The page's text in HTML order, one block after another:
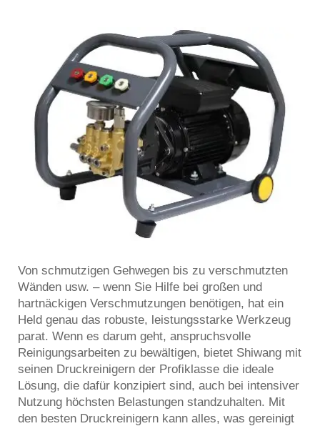
Von schmutzigen Gehwegen bis zu verschmutzten
Wänden usw. – wenn Sie Hilfe bei großen und
hartnäckigen Verschmutzungen benötigen, hat ein
Held genau das robuste, leistungsstarke Werkzeug
parat. Wenn es darum geht, anspruchsvolle
Reinigungsarbeiten zu bewältigen, bietet Shiwang mit
seinen Druckreinigern der Profiklasse die ideale
Lösung, die dafür konzipiert sind, auch bei intensiver
Nutzung höchsten Belastungen standzuhalten. Mit
den besten Druckreinigern kann alles, was gereinigt